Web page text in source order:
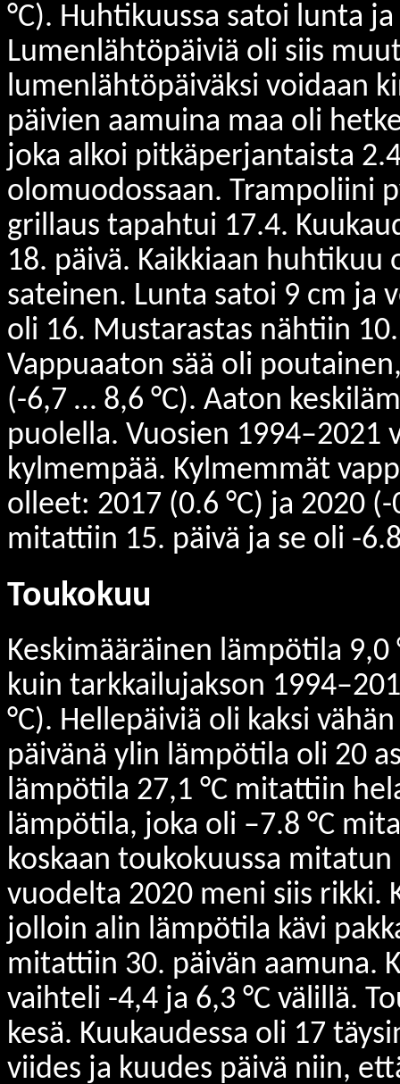
°C). Huhtikuussa satoi lunta
Lumenlähtöpäiviä oli siis
lumenlähtöpäiväksi voidaan
päivien aamuina maa oli
joka alkoi pitkäperjantaista
olomuodossaan. Trampoliini
grillaus tapahtui 17.4.
18. päivä. Kaikkiaan huhtikuu
sateinen. Lunta satoi 9 cm ja
oli 16. Mustarastas nähtiin
Vappuaaton sää oli
(-6,7 … 8,6 °C). Aaton
puolella. Vuosien 1994–2021
kylmempää. Kylmemmät
olleet: 2017 (0.6 °C) ja 2020
mitattiin 15. päivä ja se oli -6.8
Toukokuu
Keskimääräinen lämpötila
kuin tarkkailujakson
°C). Hellepäiviä oli kaksi
päivänä ylin lämpötila oli 20
lämpötila 27,1 °C mitattiin
lämpötila, joka oli –7.8 °C
koskaan toukokuussa
vuodelta 2020 meni siis rikki.
jolloin alin lämpötila kävi
mitattiin 30. päivän aamuna.
vaihteli -4,4 ja 6,3 °C välillä.
kesä. Kuukaudessa oli 17
viides ja kuudes päivä niin,